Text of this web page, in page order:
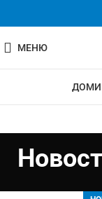
МЕНЮ